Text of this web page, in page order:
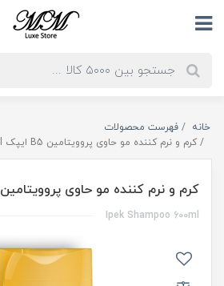
خانه
فهرست محصولات
کرم و نرم کننده مو حاوی پروویتامین B5 ایپک 600ml
کرم و نرم کننده مو حاوی پروویتامین B5 ایپک 600ml
Ipek Shampoo 600ml